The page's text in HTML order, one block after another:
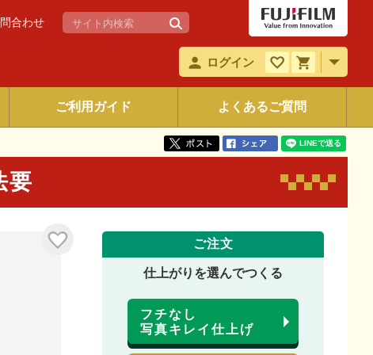
合わせ
ログイン
ご利用ガイド よくあるご質問
要
ご注文
仕上がりを選んでつくる
フチなし
写真キレイ仕上げ